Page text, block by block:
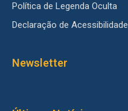
Política de Legenda Oculta
Declaração de Acessibilidade
Newsletter